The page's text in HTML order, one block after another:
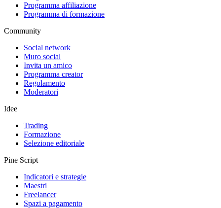
Programma affiliazione
Programma di formazione
Community
Social network
Muro social
Invita un amico
Programma creator
Regolamento
Moderatori
Idee
Trading
Formazione
Selezione editoriale
Pine Script
Indicatori e strategie
Maestri
Freelancer
Spazi a pagamento